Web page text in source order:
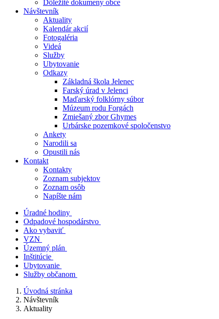
Dôležité dokumeny obce
Návštevník
Aktuality
Kalendár akcií
Fotogaléria
Videá
Služby
Ubytovanie
Odkazy
Základná škola Jelenec
Farský úrad v Jelenci
Maďarský folklórny súbor
Múzeum rodu Forgách
Zmiešaný zbor Ghymes
Urbárske pozemkové spoločenstvo
Ankety
Narodili sa
Opustili nás
Kontakt
Kontakty
Zoznam subjektov
Zoznam osôb
Napíšte nám
Úradné hodiny
Odpadové hospodárstvo
Ako vybaviť
VZN
Územný plán
Inštitúcie
Ubytovanie
Služby občanom
Úvodná stránka
Návštevník
Aktuality